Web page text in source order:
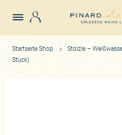
Startseite Shop Stölzle –
Stück)